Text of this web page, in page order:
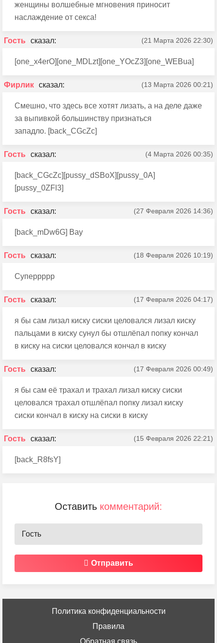
женщины волшебные мгновения приносит
наслаждение от секса!
Гость (21 Марта 2026 22:30)
[one_x4erO][one_MDLzt][one_YOcZ3][one_WEBua]
Фирлик (13 Марта 2026 00:21)
Смешно, что здесь все хотят лизать, а на деле даже
за выпивкой большинству признаться
западло. [back_CGcZc]
Гость (4 Марта 2026 00:35)
[back_CGcZc][pussy_dSBoX][pussy_0A]
[pussy_0ZFl3]
Гость (27 Февраля 2026 14:36)
[back_mDw6G] Вау
Гость (18 Февраля 2026 10:19)
Суперрррр
Гость (17 Февраля 2026 04:17)
я бы сам лизал киску сиски целовался лизал киску
пальцами в киску сунул бы отшлёпал попку кончал
в киску на сиски целовался кончал в киску
Гость (17 Февраля 2026 00:49)
я бы сам её трахал и трахал лизал киску сиски
целовался трахал отшлёпал попку лизал киску
сиски кончал в киску на сиски в киску
Гость (15 Февраля 2026 22:21)
[back_R8fsY]
Оставить комментарий:
Отправить
Политика конфиденциальности
Правила